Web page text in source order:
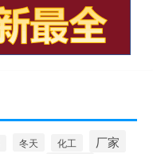
冬天 化工 厂家